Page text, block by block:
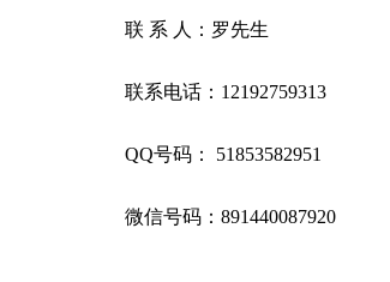
联 系 人：罗先生
联系电话：12192759313
QQ号码： 51853582951
微信号码：891440087920